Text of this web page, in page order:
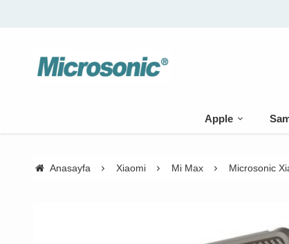
Apple
Anasayfa Xiaomi Mi Max Microsonic